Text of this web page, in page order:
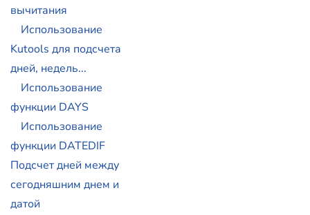
вычитания
Использование
Kutools для подсчета
дней, недель...
Использование
функции DAYS
Использование
функции DATEDIF
Подсчет дней между
сегодняшним днем и
датой